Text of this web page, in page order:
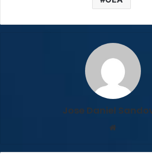
Jose Daniel